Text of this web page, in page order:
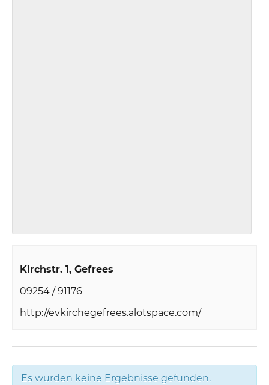
Kirchstr. 1 Gefrees
09254 / 91176
http://evkirchegefrees.alotspace.com/
Es wurden keine Ergebnisse gefunden.